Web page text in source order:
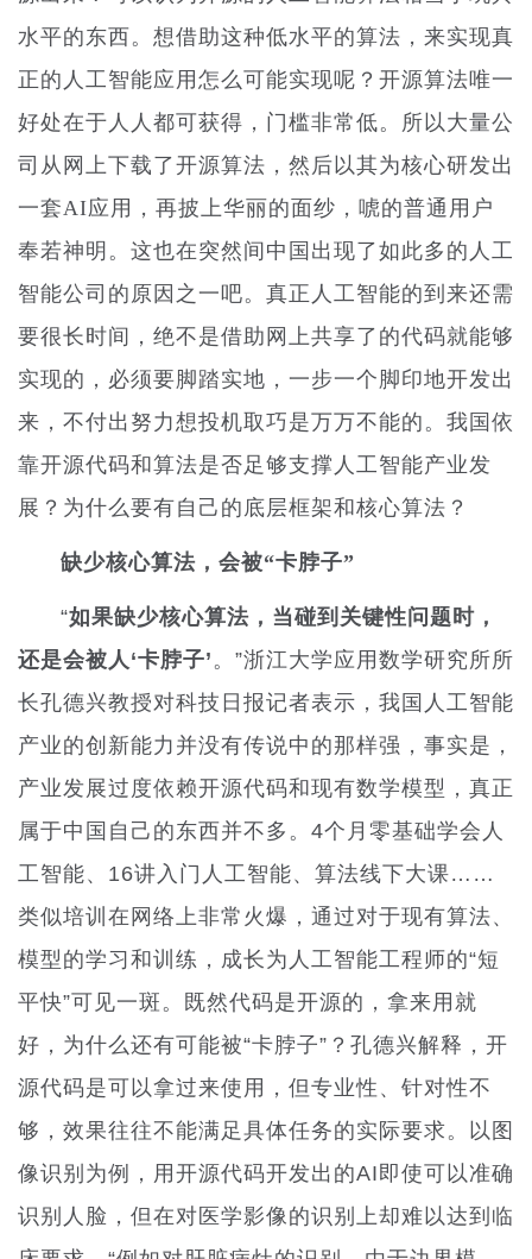
水平的东西。想借助这种低水平的算法，来实现真
正的人工智能应用怎么可能实现呢？开源算法唯一
好处在于人人都可获得，门槛非常低。所以大量公
司从网上下载了开源算法，然后以其为核心研发出
一套AI应用，再披上华丽的面纱，唬的普通用户
奉若神明。这也在突然间中国出现了如此多的人工
智能公司的原因之一吧。真正人工智能的到来还需
要很长时间，绝不是借助网上共享了的代码就能够
实现的，必须要脚踏实地，一步一个脚印地开发出
来，不付出努力想投机取巧是万万不能的。我国依
靠开源代码和算法是否足够支撑人工智能产业发
展？为什么要有自己的底层框架和核心算法？
缺少核心算法，会被“卡脖子”
“如果缺少核心算法，当碰到关键性问题时，
还是会被人‘卡脖子’。”浙江大学应用数学研究所所
长孔德兴教授对科技日报记者表示，我国人工智能
产业的创新能力并没有传说中的那样强，事实是，
产业发展过度依赖开源代码和现有数学模型，真正
属于中国自己的东西并不多。4个月零基础学会人
工智能、16讲入门人工智能、算法线下大课……
类似培训在网络上非常火爆，通过对于现有算法、
模型的学习和训练，成长为人工智能工程师的“短
平快”可见一斑。既然代码是开源的，拿来用就
好，为什么还有可能被“卡脖子”？孔德兴解释，开
源代码是可以拿过来使用，但专业性、针对性不
够，效果往往不能满足具体任务的实际要求。以图
像识别为例，用开源代码开发出的AI即使可以准确
识别人脸，但在对医学影像的识别上却难以达到临